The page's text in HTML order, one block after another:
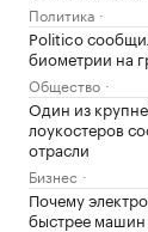
Политика
Politico
биометрии на
Общество
Один из
лоукостеров
отрасли
Бизнес
Почему
быстрее